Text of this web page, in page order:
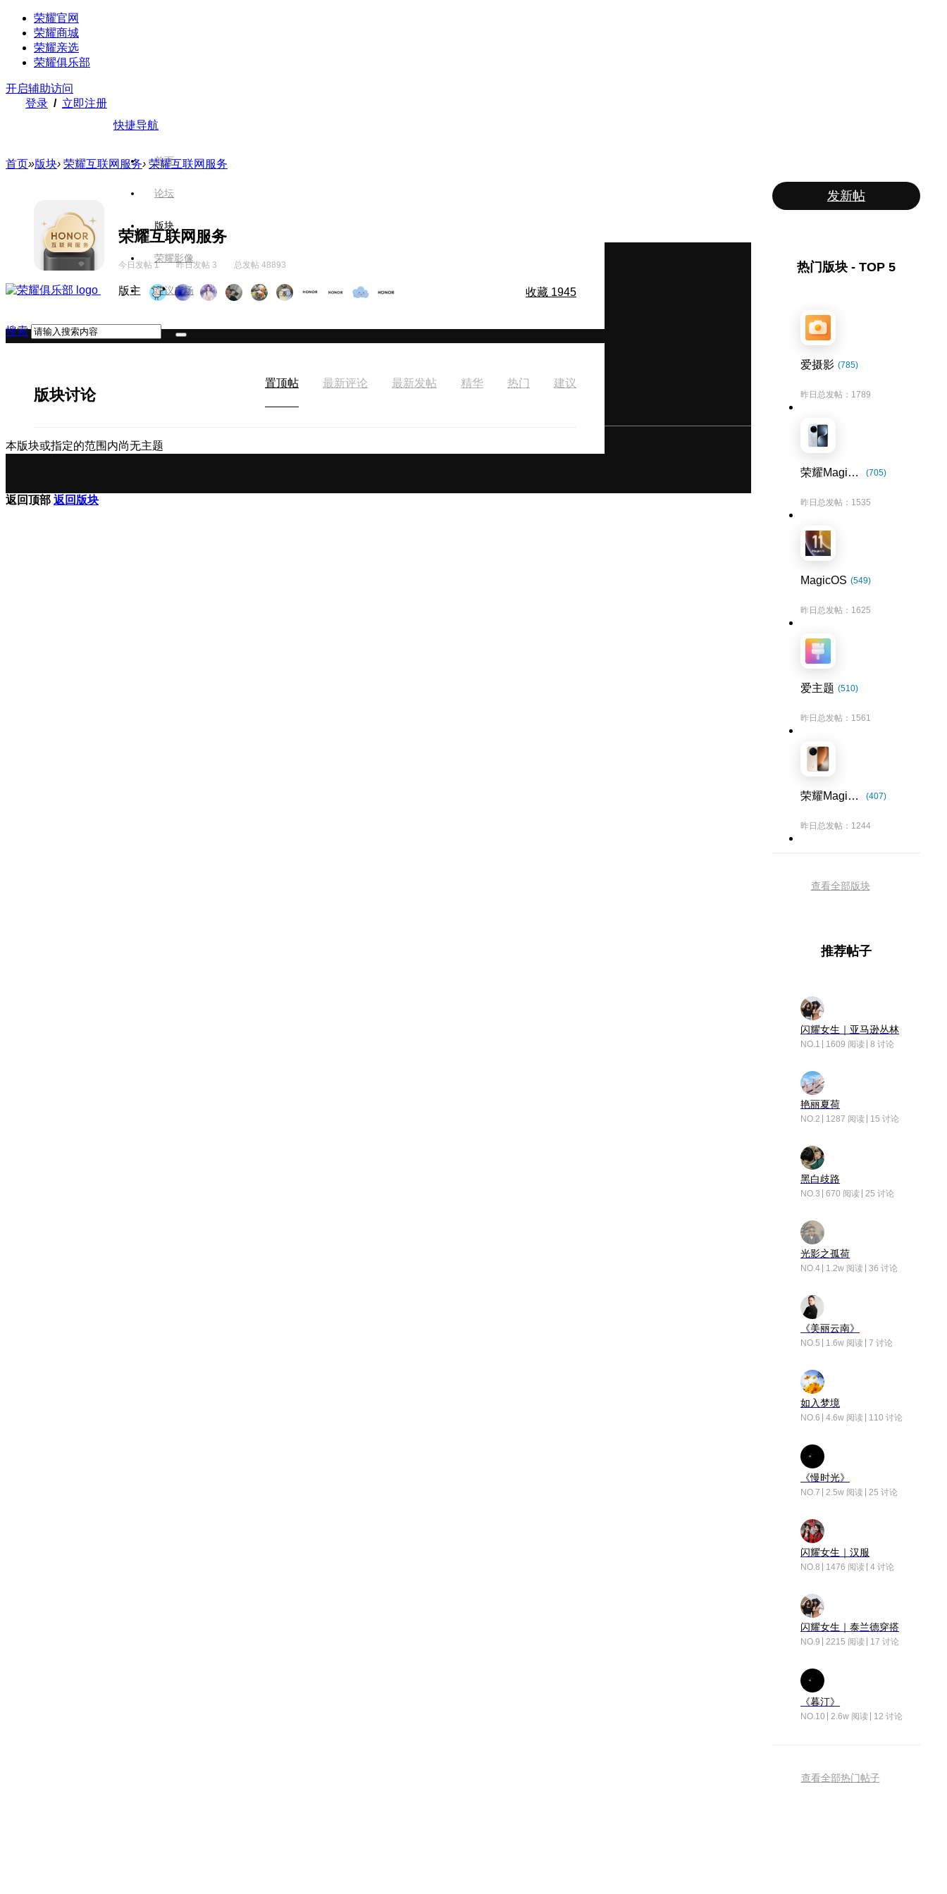
荣耀官网
荣耀商城
荣耀亲选
荣耀俱乐部
开启辅助访问
登录 / 立即注册
快捷导航
首页
论坛
版块
荣耀影像
建议广场
搜索
首页»版块› 荣耀互联网服务› 荣耀互联网服务
荣耀互联网服务
今日发帖 1 昨日发帖 3 总发帖 48893
版主 收藏 1945
版块讨论
置顶帖 最新评论 最新发帖 精华 热门 建议
本版块或指定的范围内尚无主题
发新帖
热门版块 - TOP 5
爱摄影 (785)
昨日总发帖：1789
荣耀Magic7系列 (705)
昨日总发帖：1535
MagicOS (549)
昨日总发帖：1625
爱主题 (510)
昨日总发帖：1561
荣耀Magic8系列 (407)
昨日总发帖：1244
查看全部版块
推荐帖子
闪耀女生｜亚马逊丛林
NO.1 1609 阅读 8 讨论
艳丽夏荷
NO.2 1287 阅读 15 讨论
黑白歧路
NO.3 670 阅读 25 讨论
光影之孤荷
NO.4 1.2w 阅读 36 讨论
《美丽云南》
NO.5 1.6w 阅读 7 讨论
如入梦境
NO.6 4.6w 阅读 110 讨论
《慢时光》
NO.7 2.5w 阅读 25 讨论
闪耀女生｜汉服
NO.8 1476 阅读 4 讨论
闪耀女生｜泰兰德穿搭
NO.9 2215 阅读 17 讨论
《暮汀》
NO.10 2.6w 阅读 12 讨论
查看全部热门帖子
返回顶部 返回版块